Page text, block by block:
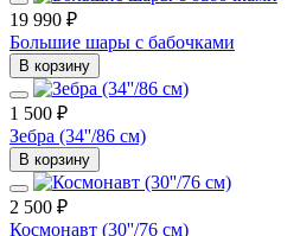
19 990 ₽
Большие шары с бабочками
В корзину
1 500 ₽
Зебра (34''/86 см)
В корзину
2 500 ₽
Космонавт (30''/76 см)